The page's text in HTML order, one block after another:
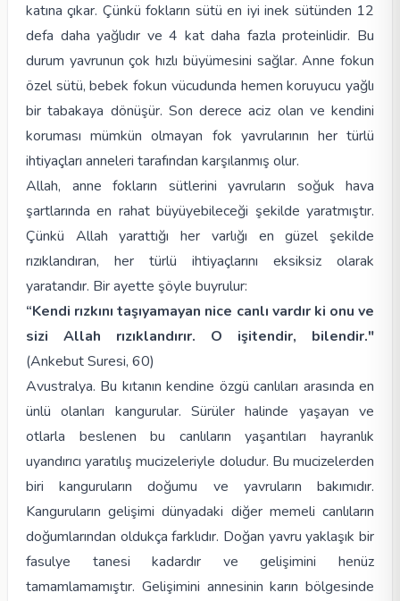
katına çıkar. Çünkü fokların sütü en iyi inek sütünden 12
defa daha yağlıdır ve 4 kat daha fazla proteinlidir. Bu
durum yavrunun çok hızlı büyümesini sağlar. Anne fokun
özel sütü, bebek fokun vücudunda hemen koruyucu yağlı
bir tabakaya dönüşür. Son derece aciz olan ve kendini
koruması mümkün olmayan fok yavrularının her türlü
ihtiyaçları anneleri tarafından karşılanmış olur.
Allah, anne fokların sütlerini yavruların soğuk hava
şartlarında en rahat büyüyebileceği şekilde yaratmıştır.
Çünkü Allah yarattığı her varlığı en güzel şekilde
rızıklandıran, her türlü ihtiyaçlarını eksiksiz olarak
yaratandır. Bir ayette şöyle buyrulur:
“Kendi rızkını taşıyamayan nice canlı vardır ki onu ve
sizi Allah rızıklandırır. O işitendir, bilendir."
(Ankebut Suresi, 60)
Avustralya. Bu kıtanın kendine özgü canlıları arasında en
ünlü olanları kangurular. Sürüler halinde yaşayan ve
otlarla beslenen bu canlıların yaşantıları hayranlık
uyandırıcı yaratılış mucizeleriyle doludur. Bu mucizelerden
biri kanguruların doğumu ve yavruların bakımıdır.
Kanguruların gelişimi dünyadaki diğer memeli canlıların
doğumlarından oldukça farklıdır. Doğan yavru yaklaşık bir
fasulye tanesi kadardır ve gelişimini henüz
tamamlamamıştır. Gelişimini annesinin karın bölgesinde